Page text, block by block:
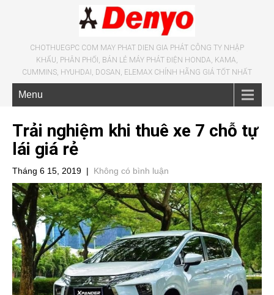
CHOTHUEGPC COM MAY PHAT DIEN GIA PHÁT CÔNG TY NHẬP
KHẨU, PHÂN PHỐI, BÁN LẺ MÁY PHÁT ĐIỆN HONDA, KAMA,
CUMMINS, HYUHDAI, DOSAN, ELEMAX CHÍNH HÃNG GIÁ TỐT NHẤT
Menu
Trải nghiệm khi thuê xe 7 chỗ tự
lái giá rẻ
Tháng 6 15, 2019 | Không có bình luận